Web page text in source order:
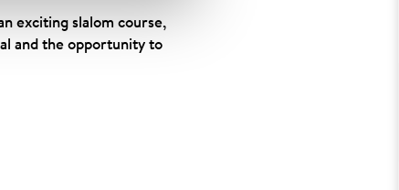
exciting slalom course,
and the opportunity to